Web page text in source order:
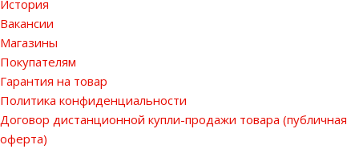
История
Вакансии
Магазины
Покупателям
Гарантия на товар
Политика конфиденциальности
Договор дистанционной купли-продажи товара (публичная
оферта)